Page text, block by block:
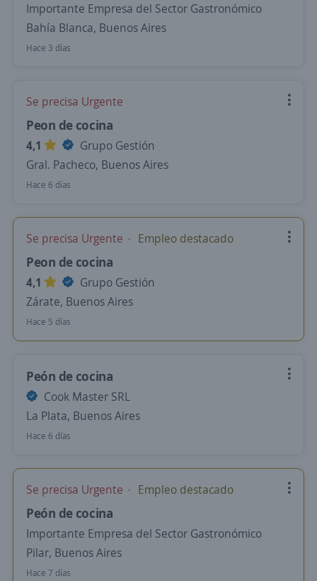
Importante Empresa del Sector Gastronómico
Bahía Blanca, Buenos Aires
Hace 3 días
Se precisa Urgente
Peon de cocina
4,1
Grupo Gestión
Gral. Pacheco, Buenos Aires
Hace 6 días
Se precisa Urgente Empleo destacado
Peon de cocina
4,1
Grupo Gestión
Zárate, Buenos Aires
Hace 5 días
Peón de cocina
Cook Master SRL
La Plata, Buenos Aires
Hace 6 días
Se precisa Urgente Empleo destacado
Peón de cocina
Importante Empresa del Sector Gastronómico
Pilar, Buenos Aires
Hace 7 días